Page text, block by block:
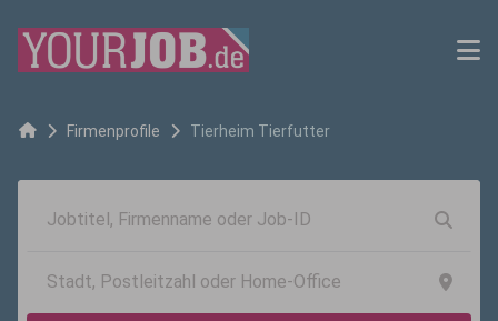
Firmenprofile Tierheim Tierfutter